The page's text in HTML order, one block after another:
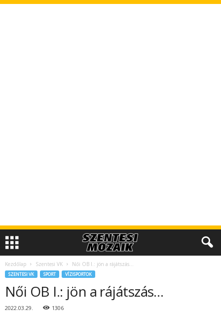
Kezdőlap Szentesi VK Női OB I.: jön a rájátszás…
SZENTESI VK SPORT VÍZISPORTOK
Női OB I.: jön a rájátszás…
2022.03.29. 1306